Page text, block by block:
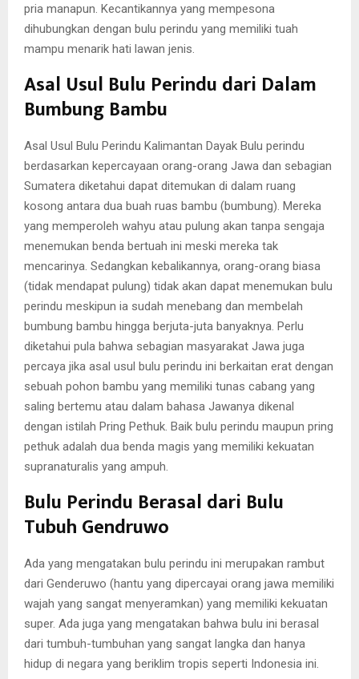
pria manapun. Kecantikannya yang mempesona
dihubungkan dengan bulu perindu yang memiliki tuah
mampu menarik hati lawan jenis.
Asal Usul Bulu Perindu dari Dalam
Bumbung Bambu
Asal Usul Bulu Perindu Kalimantan Dayak Bulu perindu
berdasarkan kepercayaan orang-orang Jawa dan sebagian
Sumatera diketahui dapat ditemukan di dalam ruang
kosong antara dua buah ruas bambu (bumbung). Mereka
yang memperoleh wahyu atau pulung akan tanpa sengaja
menemukan benda bertuah ini meski mereka tak
mencarinya. Sedangkan kebalikannya, orang-orang biasa
(tidak mendapat pulung) tidak akan dapat menemukan bulu
perindu meskipun ia sudah menebang dan membelah
bumbung bambu hingga berjuta-juta banyaknya. Perlu
diketahui pula bahwa sebagian masyarakat Jawa juga
percaya jika asal usul bulu perindu ini berkaitan erat dengan
sebuah pohon bambu yang memiliki tunas cabang yang
saling bertemu atau dalam bahasa Jawanya dikenal
dengan istilah Pring Pethuk. Baik bulu perindu maupun pring
pethuk adalah dua benda magis yang memiliki kekuatan
supranaturalis yang ampuh.
Bulu Perindu Berasal dari Bulu
Tubuh Gendruwo
Ada yang mengatakan bulu perindu ini merupakan rambut
dari Genderuwo (hantu yang dipercayai orang jawa memiliki
wajah yang sangat menyeramkan) yang memiliki kekuatan
super. Ada juga yang mengatakan bahwa bulu ini berasal
dari tumbuh-tumbuhan yang sangat langka dan hanya
hidup di negara yang beriklim tropis seperti Indonesia ini.